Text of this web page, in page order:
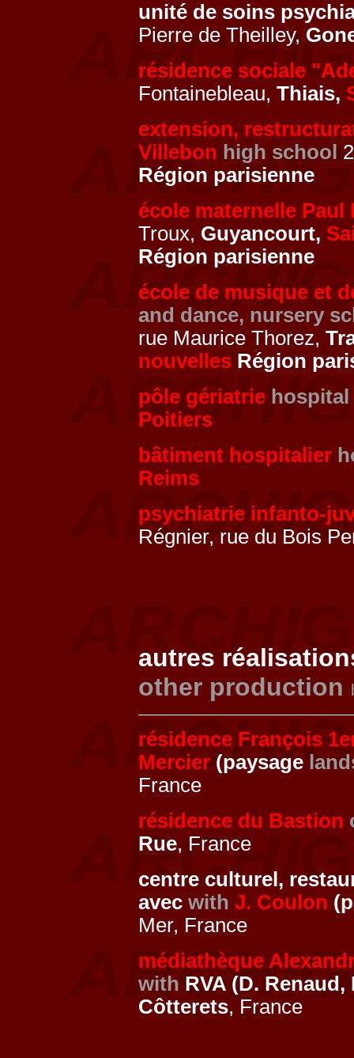
unité de soins
Pierre de Theilley,
résidence sociale
Fontainebleau, Thiais,
extension,
Villebon high school
Région parisienne
école maternelle Paul
Troux, Guyancourt,
Région parisienne
école de musique et
and dance, nursery
rue Maurice Thorez,
nouvelles Région
pôle gériatrie
Poitiers
bâtiment hospitalier
Reims
psychiatrie infanto-
Régnier, rue du Bois
autres
other production
résidence François
Mercier (paysage
France
résidence du Bastion
Rue, France
centre culturel,
avec with J. Coulon
Mer, France
médiathèque
with RVA (D. Renaud,
Côtterets, France